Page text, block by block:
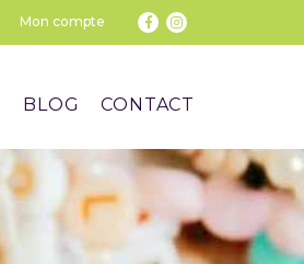
Mon compte
BLOG CONTACT